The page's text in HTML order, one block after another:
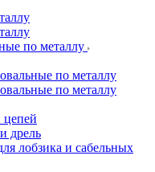
по металлу
по металлу
по металлу
цепей
дрель
лобзика и сабельных